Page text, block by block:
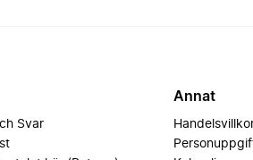
Svar
Annat